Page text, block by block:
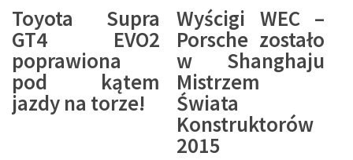
Toyota Supra
GT4 EVO2
poprawiona
pod kątem
jazdy na torze!
Wyścigi WEC –
Porsche zostało
w Shanghaju
Mistrzem
Świata
Konstruktorów
2015